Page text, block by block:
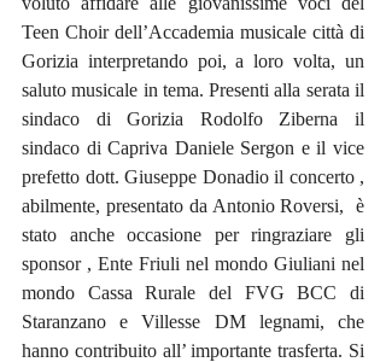
Teen Choir dell’Accademia musicale città di
Gorizia interpretando poi, a loro volta, un
saluto musicale in tema. Presenti alla serata il
sindaco di Gorizia Rodolfo Ziberna il
sindaco di Capriva Daniele Sergon e il vice
prefetto dott. Giuseppe Donadio il concerto ,
abilmente, presentato da Antonio Roversi,  è
stato anche occasione per ringraziare gli
sponsor , Ente Friuli nel mondo Giuliani nel
mondo Cassa Rurale del FVG BCC di
Staranzano e Villesse DM legnami, che
hanno contribuito all’ importante trasferta. Si